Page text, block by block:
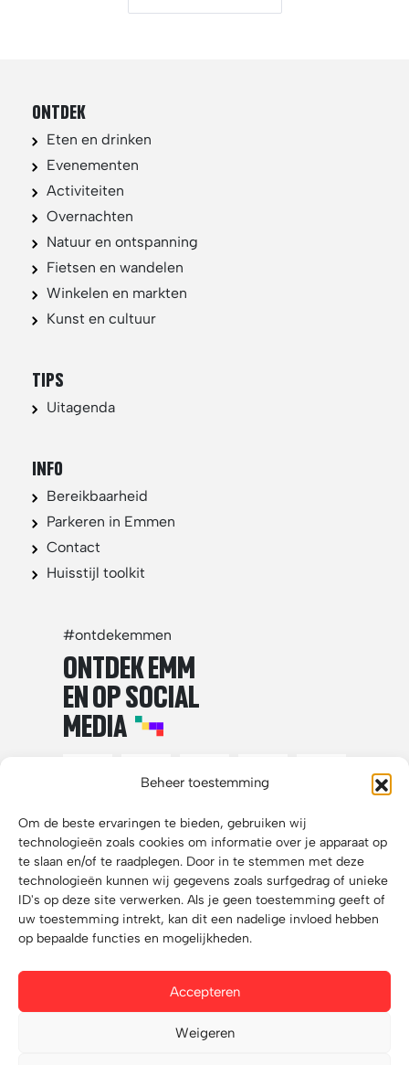
Beheer toestemming
Om de beste ervaringen te bieden, gebruiken wij
technologieën zoals cookies om informatie over je apparaat op
te slaan en/of te raadplegen. Door in te stemmen met deze
technologieën kunnen wij gegevens zoals surfgedrag of unieke
ID's op deze site verwerken. Als je geen toestemming geeft of
uw toestemming intrekt, kan dit een nadelige invloed hebben
op bepaalde functies en mogelijkheden.
Accepteren
Weigeren
ONTDEK
Eten en drinken
Evenementen
Activiteiten
Overnachten
Natuur en ontspanning
Fietsen en wandelen
Winkelen en markten
Kunst en cultuur
TIPS
Uitagenda
INFO
Bereikbaarheid
Parkeren in Emmen
Contact
Huisstijl toolkit
#ontdekemmen
ONTDEK EMM
EN OP SOCIAL
MEDIA
Privacy statement